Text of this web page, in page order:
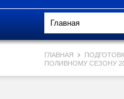
ГЛАВНАЯ
ПОЛИВНОМУ СЕЗОНУ